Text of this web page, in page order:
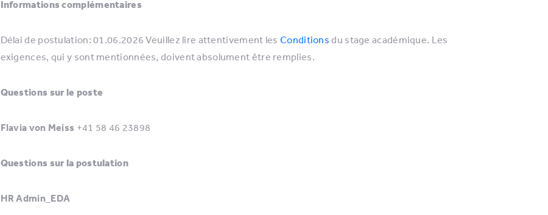
Informations complémentaires
Délai de postulation: 01.06.2026 Veuillez lire attentivement les Conditions du stage académique. Les
exigences, qui y sont mentionnées, doivent absolument être remplies.
Questions sur le poste
Flavia von Meiss +41 58 46 23898
Questions sur la postulation
HR Admin_EDA